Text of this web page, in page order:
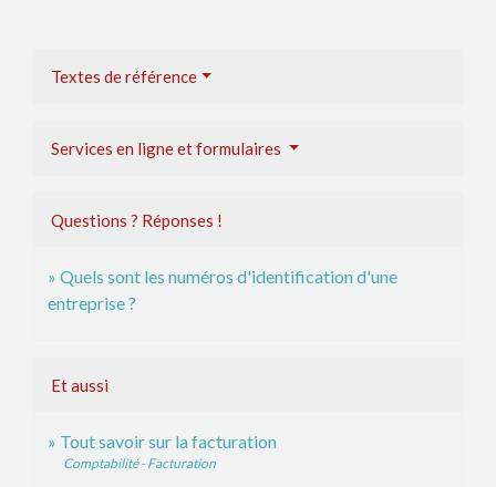
Textes de référence
Services en ligne et formulaires
Questions ? Réponses !
Quels sont les numéros d'identification d'une
entreprise ?
Et aussi
Tout savoir sur la facturation
Comptabilité - Facturation